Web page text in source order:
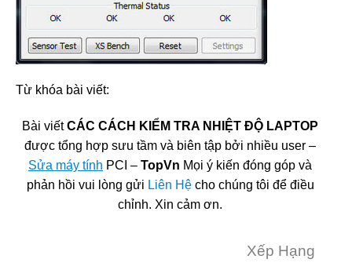
Từ khóa bài viết:
Bài viếtCÁC CÁCH KIỂM TRA NHIỆT ĐỘ LAPTOP
được tổng hợp sưu tầm và biên tập bởi nhiều user –
Sửa máy tính PCI – TopVn Mọi ý kiến đóng góp và
phản hồi vui lòng gửi Liên Hệcho chúng tôi để điều
chỉnh. Xin cảm ơn.
Xếp Hạng